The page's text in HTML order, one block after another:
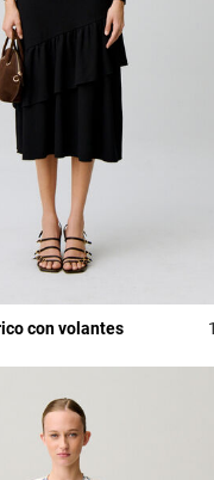
Rating
con volantes